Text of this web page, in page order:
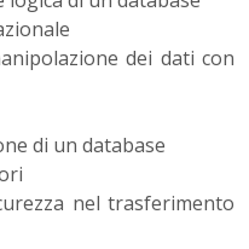
dei dati con
di un database
nel trasferimento